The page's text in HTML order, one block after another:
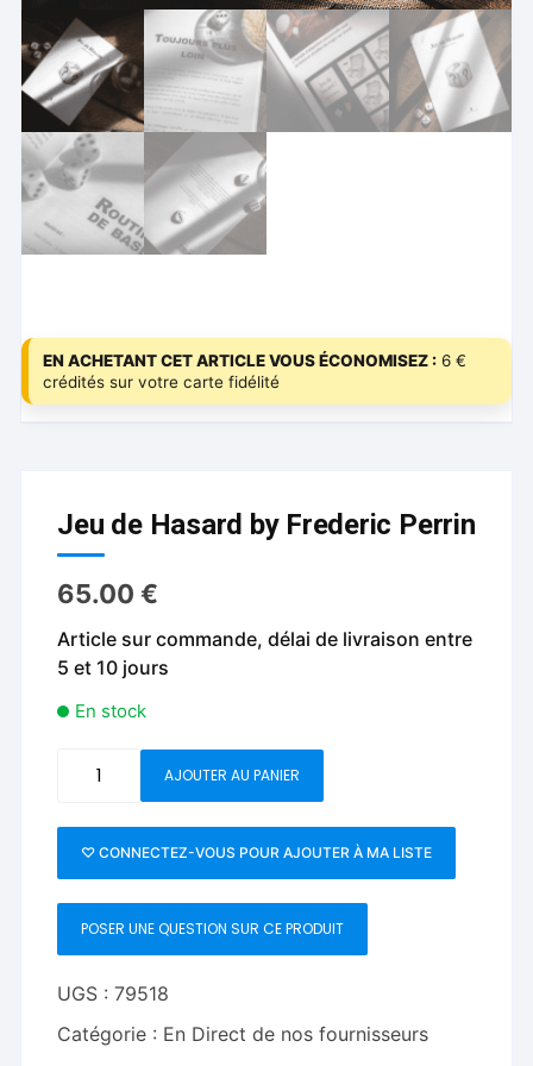
EN ACHETANT CET ARTICLE VOUS ÉCONOMISEZ : 6 €
crédités sur votre carte fidélité
Jeu de Hasard by Frederic Perrin
65.00€
Article sur commande, délai de livraison entre
5 et 10 jours
En stock
Hasard
by
Frederic
Perrin
AJOUTER AU PANIER
♡ CONNECTEZ-VOUS POUR AJOUTER À MA LISTE
POSER UNE QUESTION SUR CE PRODUIT
UGS :79518
Catégorie : En Direct de nos fournisseurs